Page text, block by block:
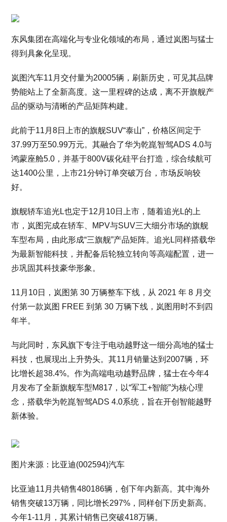
东风集团在高端化与专业化领域的布局，通过岚图与猛士
得到具象化呈现。
岚图汽车11月交付量为20005辆，刷新历史，可见其品牌
势能站上了全新高度。这一里程碑的达成，离不开旗舰产
品的驱动与清晰的产品矩阵构建。
此前于11月8日上市的旗舰SUV“泰山”，价格区间定于
37.99万至50.99万元。其融合了华为乾崑智驾ADS 4.0与
鸿蒙座舱5.0，并基于800V碳化硅平台打造，综合续航可
达1400公里，上市21分钟订单突破万台，市场反响较
好。
旗舰轿车追光L也定于12月10日上市，随着追光L的上
市，岚图完成在轿车、MPV与SUV三大细分市场的旗舰
车型布局，由此形成“三旗舰”产品矩阵。追光L同样搭载华
为最新智能科技，并配备后轮独立转向等高端配置，进一
步巩固其科技豪华形象。
11月10日，岚图第 30 万辆整车下线，从 2021 年 8 月交
付第一款岚图 FREE 到第 30 万辆下线，岚图用时不到四
年半。
与此同时，东风旗下专注于电动越野这一细分高地的猛士
科技，也展现出上升势头。其11月销量达到2007辆，环
比增长超38.4%。作为高端电动越野品牌，猛士在今年4
月发布了全新旗舰车型M817，以“军工+智能”为核心理
念，搭载华为乾崑智驾ADS 4.0系统，旨在开创智能越野
新体验。
图片来源：比亚迪(002594)汽车
比亚迪11月共销售480186辆，创下年内新高。其中海外
销售突破13万辆，同比增长297%，同样创下历史新高。
今年1-11月，其累计销售已突破418万辆。